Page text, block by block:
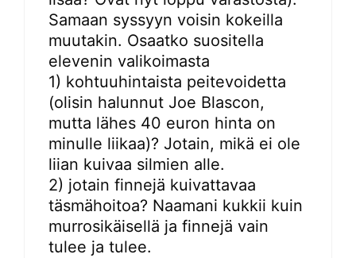
Samaan syssyyn voisin kokeilla
muutakin. Osaatko suositella
elevenin valikoimasta
1) kohtuuhintaista peitevoidetta
(olisin halunnut Joe Blascon,
mutta lähes 40 euron hinta on
minulle liikaa)? Jotain, mikä ei ole
liian kuivaa silmien alle.
2) jotain finnejä kuivattavaa
täsmähoitoa? Naamani kukkii kuin
murrosikäisellä ja finnejä vain
tulee ja tulee.